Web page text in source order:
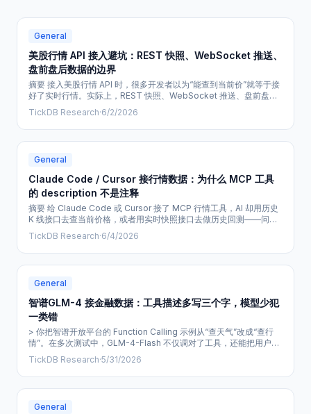
General
美股行情 API 接入避坑：REST 快照、WebSocket 推送、
盘前盘后数据的边界
摘要 接入美股行情 API 时，很多开发者以为“能查到当前价”就等于接
好了实时行情。实际上，REST 快照、WebSocket 推送、盘前盘后
数据三者各有边界：快照不是流、推送可能断线不补洞、盘前盘后数
据受交易窗口和夏令时双重影响。本文结合具体代码，拆解这三种接
入方式的适用场景、关键字段和常见坑，帮助开发者和 AI Agent 应
用开发者在选型时做出判断。 --- 正文 一、开篇：一个让开发者困惑
TickDB Research·6/2/2026
General
Claude Code / Cursor 接行情数据：为什么 MCP 工具
的 description 不是注释
摘要 给 Claude Code 或 Cursor 接了 MCP 行情工具，AI 却用历史
K 线接口去查当前价格，或者用实时快照接口去做历史回测——问题
大概率不在模型能力，而在 MCP 工具的 description 写得太含糊。
本文基于 MCP 官方规范、Claude Code 和 Cursor 的官方文档，以
及一篇 2026 年 arXiv 论文，解释 MCP 工具描述为什么是 AI 选择工
TickDB Research·6/4/2026
General
智谱GLM-4 接金融数据：工具描述多写三个字，模型少犯
一类错
> 你把智谱开放平台的 Function Calling 示例从“查天气”改成“查行
情”。在多次测试中，GLM-4-Flash 不仅调对了工具，还能把用户说
的“茅台”映射成 ——这是中文模型在 A 股数据上的天然优势。但当三
个行情工具同时注册时，同一个 query 在第三轮对话里突然调错了函
数。优势区和暗坑区，只隔着一套工具描述的写法。 一、GLM-4 的
中文红利，在金融场景下是双刃剑 GLM-4
TickDB Research·5/31/2026
General